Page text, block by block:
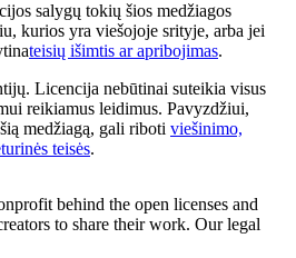
salygų tokių šios medžiagos
kurios yra viešojoje srityje, arba jei
teisių išimtis ar apribojimas.
Licencija nebūtinai suteikia visus
reikiamus leidimus. Pavyzdžiui,
medžiagą, gali riboti viešinimo,
teisės.
behind the open licenses and
to share their work. Our legal